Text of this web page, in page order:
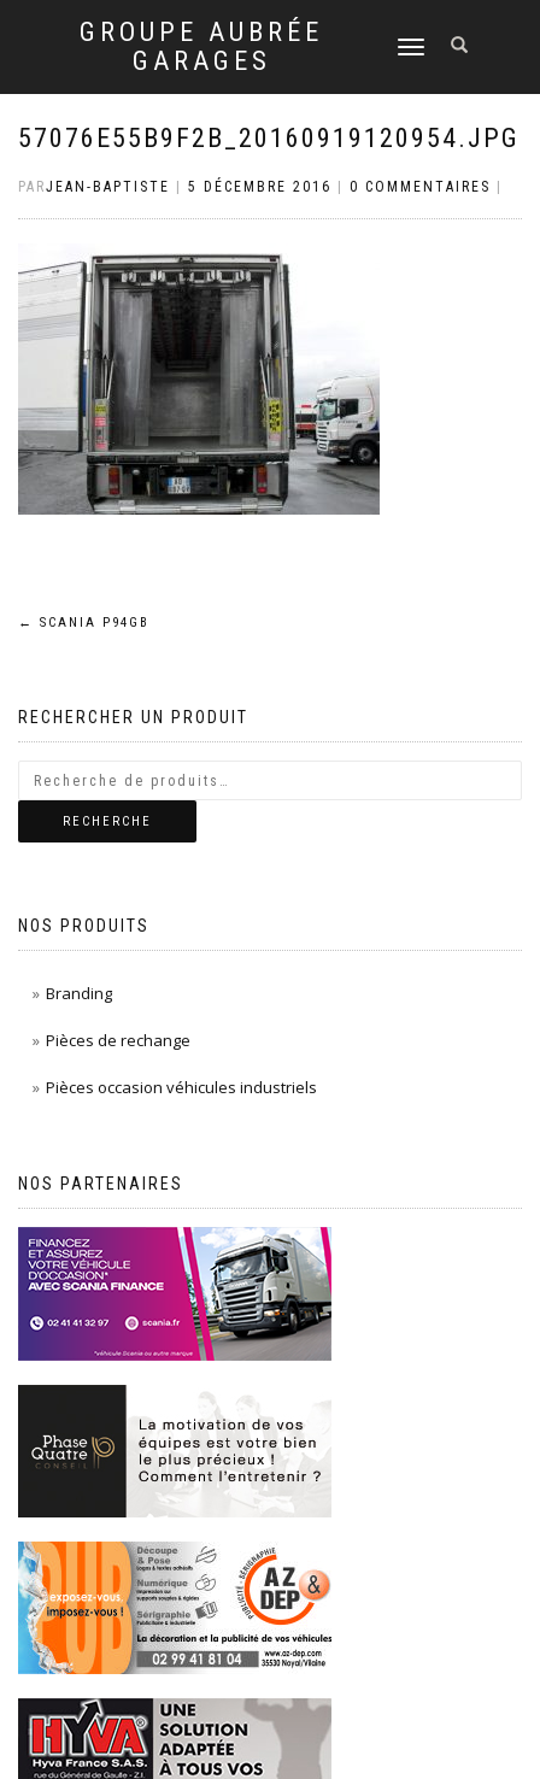
GROUPE AUBRÉE
GARAGES
DÉPLIER
NAVIGATION
57076E55B9F2B_20160919120954.JPG
PARJEAN-BAPTISTE 5 DÉCEMBRE 2016 0 COMMENTAIRES
Navigation
l’article
← SCANIA P94GB
RECHERCHER UN PRODUIT
RECHERCHE
NOS PRODUITS
Branding
Pièces de rechange
Pièces occasion véhicules industriels
NOS PARTENAIRES